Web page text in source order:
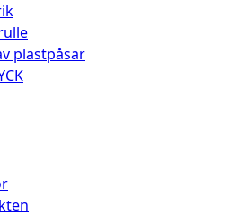
plastpåsar